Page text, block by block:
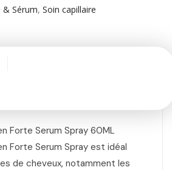
& Sérum, Soin capillaire
Forte Serum Spray 60ML
Forte Serum Spray est idéal
de cheveux, notamment les